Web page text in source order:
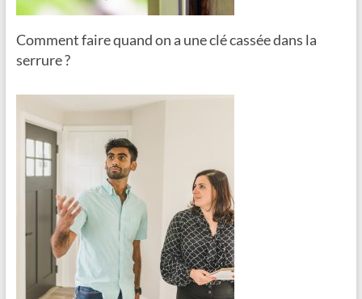
Comment faire quand on a une clé cassée dans la
serrure ?